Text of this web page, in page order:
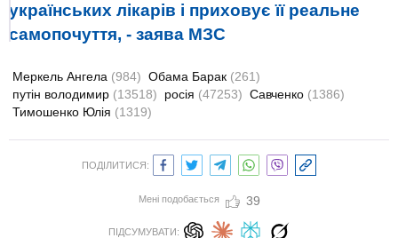
українських лікарів і приховує її реальне
самопочуття, - заява МЗС
Меркель Ангела (984) Обама Барак (261)
путін володимир (13518) росія (47253) Савченко (1386)
Тимошенко Юлія (1319)
ПОДІЛИТИСЯ:
Мені подобається 39
ПІДСУМУВАТИ: